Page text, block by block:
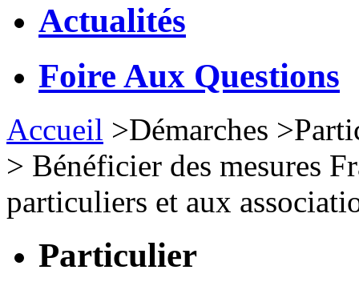
Actualités
Foire Aux Questions
Accueil >Démarches >
> Bénéficier des mesures
particuliers et aux
Particulier